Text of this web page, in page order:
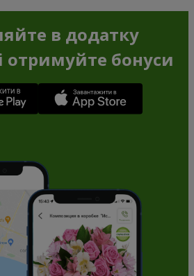
в додатку
отримуйте бонуси